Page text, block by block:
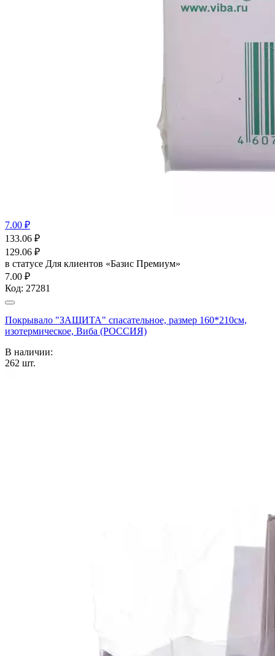
7.00 ₽
133.06 ₽
129.06 ₽
в статусе Для клиентов «Базис Премиум»
7.00 ₽
Код: 27281
Покрывало "ЗАЩИТА" спасательное, размер 160*210см,
изотермическое, Виба (РОССИЯ)
В наличии:
262 шт.